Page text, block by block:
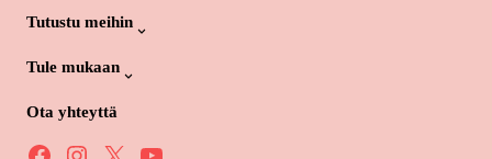
Tutustu meihin
Tule mukaan
Ota yhteyttä